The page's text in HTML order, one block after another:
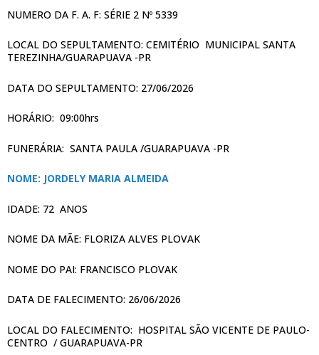
NUMERO DA F. A. F: SÉRIE 2 Nº 5339
LOCAL DO SEPULTAMENTO: CEMITÉRIO MUNICIPAL SANTA
TEREZINHA/GUARAPUAVA -PR
DATA DO SEPULTAMENTO: 27/06/2026
HORÁRIO: 09:00hrs
FUNERÁRIA: SANTA PAULA /GUARAPUAVA -PR
NOME: JORDELY MARIA ALMEIDA
IDADE: 72 ANOS
NOME DA MÃE: FLORIZA ALVES PLOVAK
NOME DO PAI: FRANCISCO PLOVAK
DATA DE FALECIMENTO: 26/06/2026
LOCAL DO FALECIMENTO: HOSPITAL SÃO VICENTE DE PAULO-
CENTRO / GUARAPUAVA-PR